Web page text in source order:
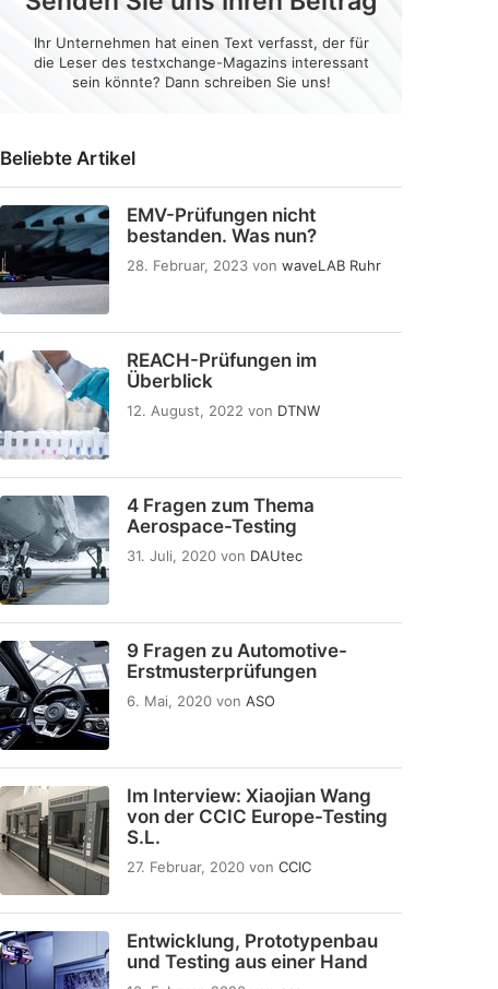
Beliebte Artikel
EMV-Prüfungen nicht
bestanden. Was nun?
28. Februar, 2023 von waveLAB Ruhr
REACH-Prüfungen im
Überblick
12. August, 2022 von DTNW
4 Fragen zum Thema
Aerospace-Testing
31. Juli, 2020 von DAUtec
9 Fragen zu Automotive-
Erstmusterprüfungen
6. Mai, 2020 von ASO
Im Interview: Xiaojian Wang
von der CCIC Europe-Testing
S.L.
27. Februar, 2020 von CCIC
Entwicklung, Prototypenbau
und Testing aus einer Hand
Ihr Unternehmen hat einen Text verfasst, der für
die Leser des testxchange-Magazins interessant
sein könnte? Dann schreiben Sie uns!